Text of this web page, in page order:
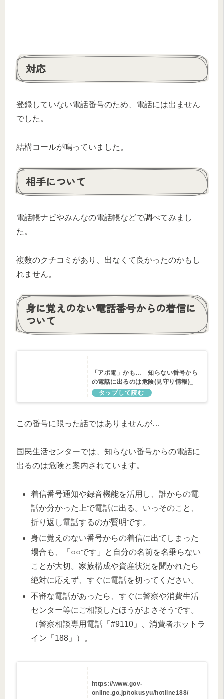
対応
登録していない電話番号のため、電話には出ません
でした。
結構コールが鳴っていました。
相手について
電話帳ナビやみんなの電話帳などで調べてみまし
た。
複数のクチコミがあり、出なくて良かったのかもし
れません。
身に覚えのない電話番号からの着信に
ついて
「アポ電」かも… 知らない番号から
の電話に出るのは危険(見守り情報)_
国民生活センター
この番号に限った話ではありませんが…
国民生活センターでは、知らない番号からの電話に
出るのは危険と案内されています。
着信番号通知や録音機能を活用し、誰からの電
話か分かった上で電話に出る。いっそのこと、
折り返し電話するのが賢明です。
身に覚えのない番号からの着信に出てしまった
場合も、「○○です」と自分の名前を名乗らない
ことが大切。家族構成や資産状況を聞かれたら
絶対に応えず、すぐに電話を切ってください。
不審な電話があったら、すぐに警察や消費生活
センター等にご相談したほうがよさそうです。
（警察相談専用電話「#9110」、消費者ホットラ
イン「188」）。
https://www.gov-
online.go.jp/tokusyu/hotline188/